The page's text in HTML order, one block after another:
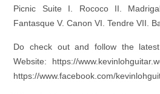
Picnic Suite I. Rococo II.
Fantasque V. Canon VI. Tendre VII.
Do check out and follow the
Website: https://
https://www.facebook.com/